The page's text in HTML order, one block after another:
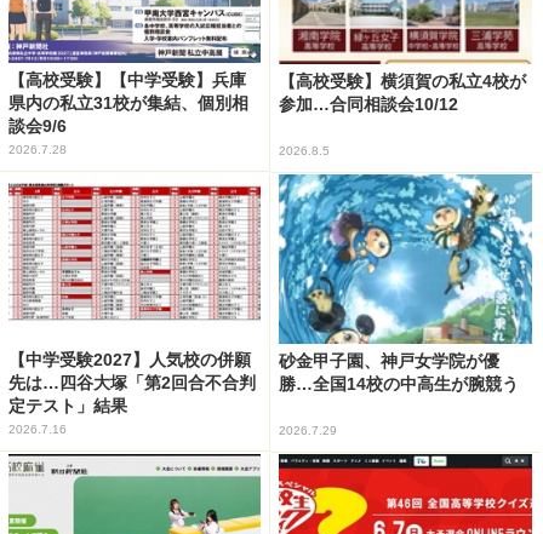
【高校受験】【中学受験】兵庫
県内の私立31校が集結、個別相
談会9/6
2026.7.28
【高校受験】横須賀の私立4校が
参加…合同相談会10/12
2026.8.5
【中学受験2027】人気校の併願
先は…四谷大塚「第2回合不合判
定テスト」結果
2026.7.16
砂金甲子園、神戸女学院が優
勝…全国14校の中高生が腕競う
2026.7.29